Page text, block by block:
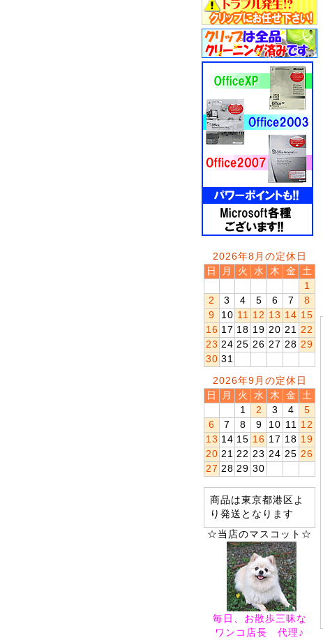
2026年8月の定休日
日
月 火 水 木 金
土
1
2
3 4 5 6 7
8
9
10 11 12 13 14 15
16 17 18 19 20 21 22
23 24 25 26 27 28 29
30 31
2026年9月の定休日
日
月 火 水 木 金
土
1
2 3 4
5
6
7 8 9 10 11 12
13 14 15 16 17 18 19
20 21 22 23 24 25 26
27 28 29 30
商品は東京都港区よ
り発送となります
☆当店のマスコット☆
毎日、お散歩三昧な
ワンコ店長 代理♪